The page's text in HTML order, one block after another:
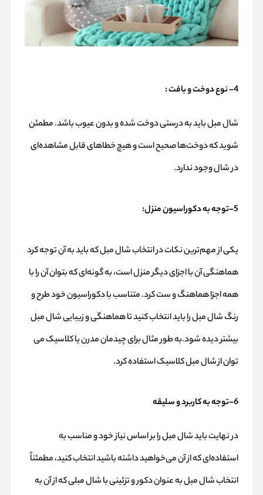
4- نوع دوخت و بافت :
شال مبل باید به درستی دوخت شده و بدون عیوب باشد. مطمئن
شوید که دوخت‌ها صحیح است و هیچ خطاهای قابل مشاهده‌ای
در شال وجود ندارد.
5-توجه به دکوراسیون منزل:
یکی از مهم‌ترین نکات در انتخاب شال مبل که باید به آن توجه کرد
هماهنگی آن با اجزای دیگر منزل است، به گونه‌ای که بتوان آن را با
همه اجزا هماهنگ و ست کرد. متناسب با دکوراسیون خود طرح و
رنگ شال مبل را باید انتخاب کنید تا هماهنگی و زیبایی شال مبل
بیشتر دیده شود.به طور مثال برای چیدمان مدرن یا کلاسیک می
توان از شال مبل کلاسیک استفاده کرد.
6-توجه به کاربرد و سلیقه
در نهایت باید شال مبل را بر اساس نیاز خود و مناسب به
استفاده‌ای که از آن می‌خواهید داشته باشید انتخاب کنید، مطمئناً
انتخاب شال مبل به عنوان دکور و تزئینی با شال مبلی که از آن به